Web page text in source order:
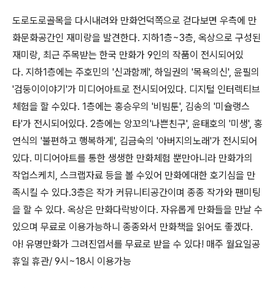
도로도로골목을 다시내려와 만화언덕쪽으로 걷다보면 우측에 만
화문화공간인 재미랑을 발견한다. 지하1층~3층, 옥상으로 구성된
재미랑, 최근 주목받는 한국 만화가 9인의 작품이 전시되어있
다. 지하1층에는 주호민의 '신과함께', 하일권의 '목욕의신', 윤필의
'검둥이이야기'가 미디어아트로 전시되어있다. 디지털 인터렉티브
체험을 할 수있다. 1층에는 홍승우의 '비빔툰', 김송의 '미슐랭스
타'가 전시되어있다. 2층에는 앙꼬의'나쁜친구', 윤태호의 '미생', 홍
연식의 '불편하고 행복하게', 김금숙의 '아버지의노래'가 전시되어
있다. 미디어아트를 통한 생생한 만화체험 뿐만아니라 만화가의
작업스케치, 스크랩자료 등을 볼 수있어 만화에대한 호기심을 만
족시킬 수 있다.3층은 작가 커뮤니티공간이며 종종 작가와 팬미팅
을 할 수 있다. 옥상은 만화다락방이다. 자유롭게 만화들을 만날 수
있으며 무료로 이용가능하니 종종와서 만화책을 읽어도 좋겠다.
아! 유명만화가 그려진엽서를 무료로 받을 수 있다! 매주 월요일공
휴일 휴관/ 9시~18시 이용가능